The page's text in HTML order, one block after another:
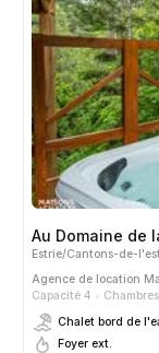
Au Domaine de
Estrie/Cantons-de-l'est
Agence de location
Capacité 4
Chalet bord de
Foyer ext.